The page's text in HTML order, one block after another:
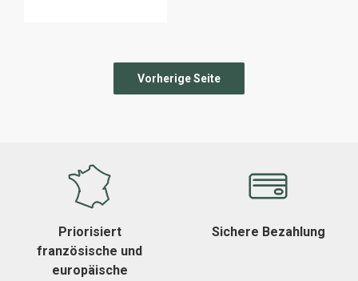
Priorisiert
französische und
europäische
Sichere Bezahlung